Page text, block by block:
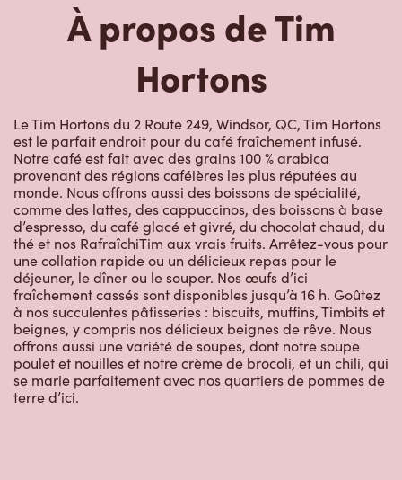
À propos de Tim
Hortons
Le Tim Hortons du 2 Route 249, Windsor, QC, Tim Hortons
est le parfait endroit pour du café fraîchement infusé.
Notre café est fait avec des grains 100 % arabica
provenant des régions caféières les plus réputées au
monde. Nous offrons aussi des boissons de spécialité,
comme des lattes, des cappuccinos, des boissons à base
d’espresso, du café glacé et givré, du chocolat chaud, du
thé et nos RafraîchiTim aux vrais fruits. Arrêtez-vous pour
une collation rapide ou un délicieux repas pour le
déjeuner, le dîner ou le souper. Nos œufs d’ici
fraîchement cassés sont disponibles jusqu’à 16 h. Goûtez
à nos succulentes pâtisseries : biscuits, muffins, Timbits et
beignes, y compris nos délicieux beignes de rêve. Nous
offrons aussi une variété de soupes, dont notre soupe
poulet et nouilles et notre crème de brocoli, et un chili, qui
se marie parfaitement avec nos quartiers de pommes de
terre d’ici.